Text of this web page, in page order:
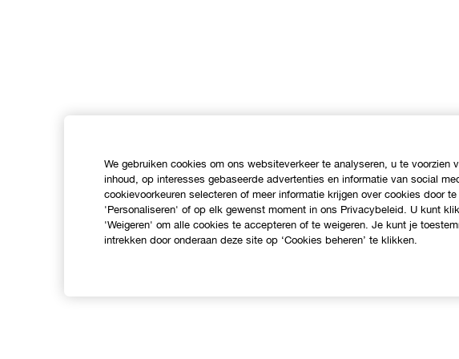
We gebruiken cookies om ons websiteverkeer te analyseren, u te voorzien
inhoud, op interesses gebaseerde advertenties en informatie van social
cookievoorkeuren selecteren of meer informatie krijgen over cookies door
'Personaliseren' of op elk gewenst moment in ons Privacybeleid. U kunt
'Weigeren' om alle cookies te accepteren of te weigeren. Je kunt je
intrekken door onderaan deze site op ‘Cookies beheren’ te klikken.